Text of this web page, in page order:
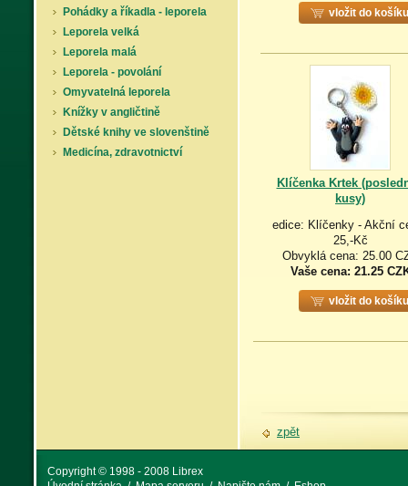
Pohádky a říkadla - leporela
Leporela velká
Leporela malá
Leporela - povolání
Omyvatelná leporela
Knížky v angličtině
Dětské knihy ve slovenštině
Medicína, zdravotnictví
vložit do košíku
Klíčenka Krtek
kusy)
edice: Klíčenky - Akční
25,-Kč
Obvyklá cena: 25.00
Vaše cena: 21.25
vložit do košíku
zpět
Copyright © 1998 - 2008 Librex